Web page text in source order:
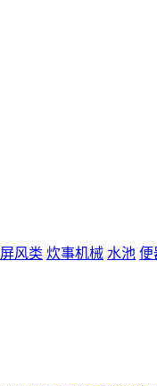
屏风类 炊事机械 水池 便